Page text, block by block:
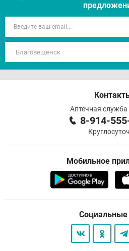
Аптечная служба
8-914-
Мобильное
Социальные